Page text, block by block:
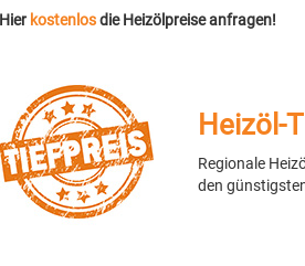
Hier kostenlosdie Heizölpreise anfragen!
Heizöl-
Regionale
den